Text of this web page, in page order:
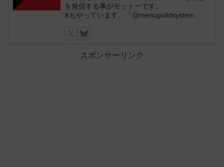
を発信する事がモットーです。
Xもやっています。「@menuguildsystem」
スポンサーリンク